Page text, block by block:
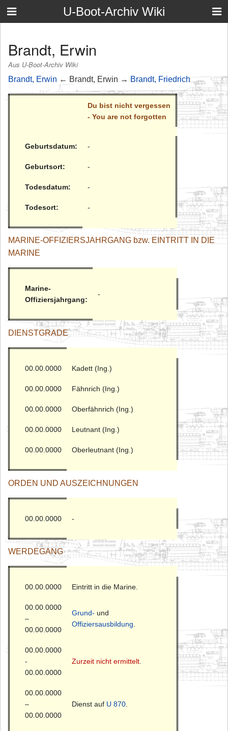
U-Boot-Archiv Wiki
Brandt, Erwin
Aus U-Boot-Archiv Wiki
Brandt, Erwin ← Brandt, Erwin → Brandt, Friedrich
Du bist nicht vergessen
- You are not forgotten
Geburtsdatum: -
Geburtsort: -
Todesdatum: -
Todesort: -
MARINE-OFFIZIERSJAHRGANG bzw. EINTRITT IN DIE
MARINE
Marine-
Offiziersjahrgang:
-
DIENSTGRADE
00.00.0000 Kadett (Ing.)
00.00.0000 Fähnrich (Ing.)
00.00.0000 Oberfähnrich (Ing.)
00.00.0000 Leutnant (Ing.)
00.00.0000 Oberleutnant (Ing.)
ORDEN UND AUSZEICHNUNGEN
00.00.0000 -
WERDEGANG
00.00.0000 Eintritt in die Marine.
00.00.0000
–
00.00.0000
Grund- und
Offiziersausbildung.
00.00.0000
-
00.00.0000
Zurzeit nicht ermittelt.
00.00.0000
–
00.00.0000
Dienst auf U 870.